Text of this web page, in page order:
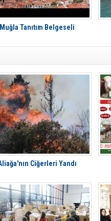
Muğla Tanıtım Belgeseli
Ciğerleri Yandı